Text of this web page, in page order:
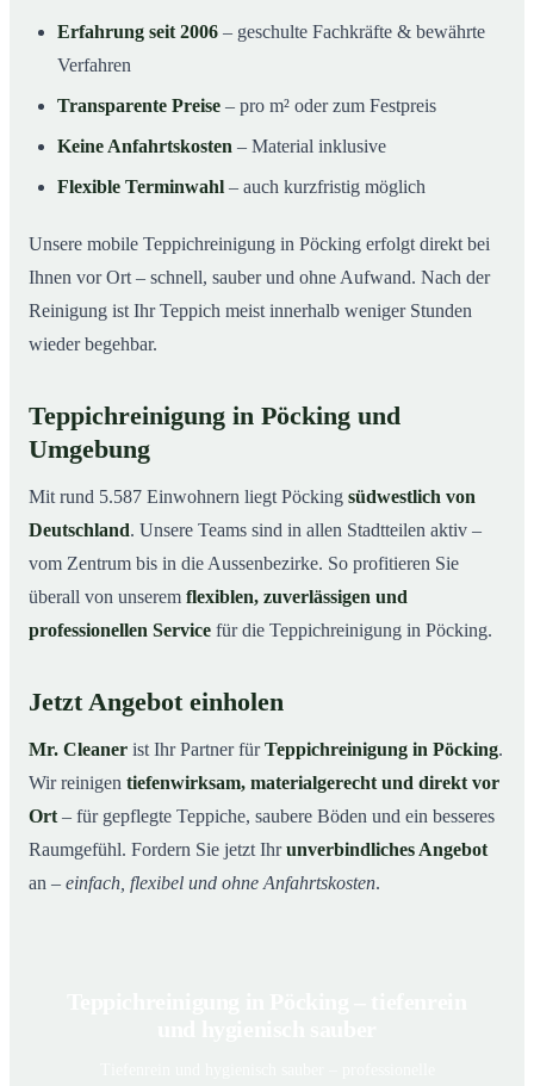
Erfahrung seit 2006 – geschulte Fachkräfte & bewährte
Verfahren
Transparente Preise – pro m² oder zum Festpreis
Keine Anfahrtskosten – Material inklusive
Flexible Terminwahl – auch kurzfristig möglich
Unsere mobile Teppichreinigung in Pöcking erfolgt direkt bei
Ihnen vor Ort – schnell, sauber und ohne Aufwand. Nach der
Reinigung ist Ihr Teppich meist innerhalb weniger Stunden
wieder begehbar.
Teppichreinigung in Pöcking und
Umgebung
Mit rund 5.587 Einwohnern liegt Pöcking südwestlich von
Deutschland. Unsere Teams sind in allen Stadtteilen aktiv –
vom Zentrum bis in die Aussenbezirke. So profitieren Sie
überall von unserem flexiblen, zuverlässigen und
professionellen Service für die Teppichreinigung in Pöcking.
Jetzt Angebot einholen
Mr. Cleaner ist Ihr Partner fürTeppichreinigung in Pöcking.
Wir reinigen tiefenwirksam, materialgerecht und direkt vor
Ort – für gepflegte Teppiche, saubere Böden und ein besseres
Raumgefühl. Fordern Sie jetzt Ihrunverbindliches Angebot
an – einfach, flexibel und ohne Anfahrtskosten.